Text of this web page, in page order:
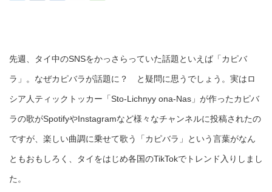
先週、タイ中のSNSをかっさらっていた話題といえば「カピバ
ラ」。なぜカピバラが話題に？ と疑問に思うでしょう。実はロ
シア人ティックトッカー「Sto-Lichnyy ona-Nas」が作ったカピバ
ラの歌がSpotifyやInstagramなど様々なチャンネルに投稿されたの
ですが、楽しい曲調に乗せて歌う「カピバラ」という言葉がなん
ともおもしろく、タイをはじめ各国のTikTokでトレンド入りしまし
た。